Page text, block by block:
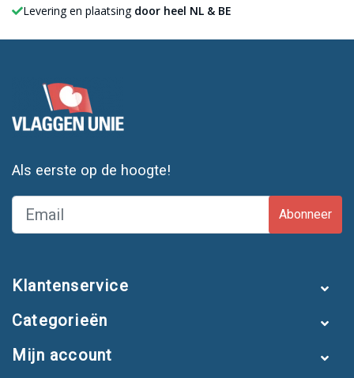
Levering en plaatsing door heel NL & BE
Als eerste op de hoogte!
Abonneer
Klantenservice
Categorieën
Mijn account